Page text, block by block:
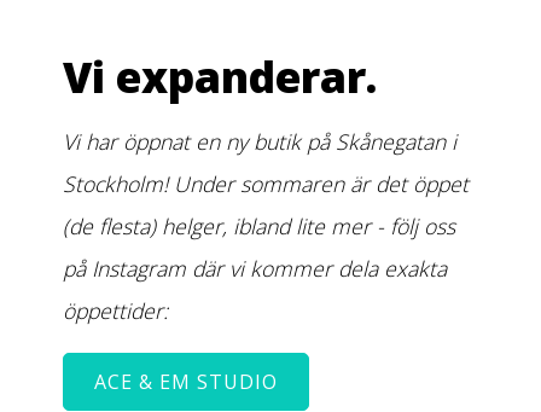
Vi expanderar.
Vi har öppnat en ny butik på Skånegatan i
Stockholm! Under sommaren är det öppet
(de flesta) helger, ibland lite mer - följ oss
på Instagram där vi kommer dela exakta
öppettider:
ACE & EM STUDIO